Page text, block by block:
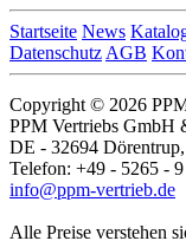
Startseite News
Datenschutz AGB
Copyright © 2026
PPM Vertriebs GmbH
DE - 32694
Telefon: +49 - 5265 -
info@ppm-vertrieb.de
Alle Preise verstehen